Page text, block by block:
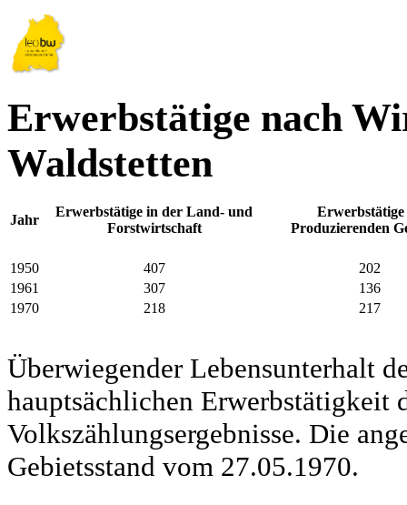
Erwerbstätige nach
Waldstetten
Jahr
Erwerbstätige in der Land- und
Forstwirtschaft
Erwerbstätige
Produzierenden
1950 407
202
1961
307
136
1970
218 217
Überwiegender Lebensunterhalt
hauptsächlichen Erwerbstätigkeit
Volkszählungsergebnisse. Die
Gebietsstand vom 27.05.1970.